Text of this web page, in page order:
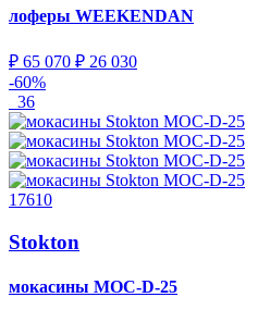
лоферы WEEKENDAN
₽ 65 070 ₽ 26 030
-60%
36
17610
Stokton
мокасины MOC-D-25